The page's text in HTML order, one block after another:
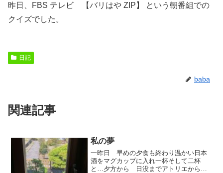
昨日、FBS テレビ 【バリはや ZIP】 という朝番組での
クイズでした。
日記
baba
関連記事
私の夢
一昨日 早めの夕食も終わり温かい日本
酒をマグカップに入れ一杯そして二杯
と…夕方から 日没までアトリエから外